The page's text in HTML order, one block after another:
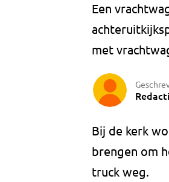
Een
met
Bij de kerk
brengen om
truck weg.